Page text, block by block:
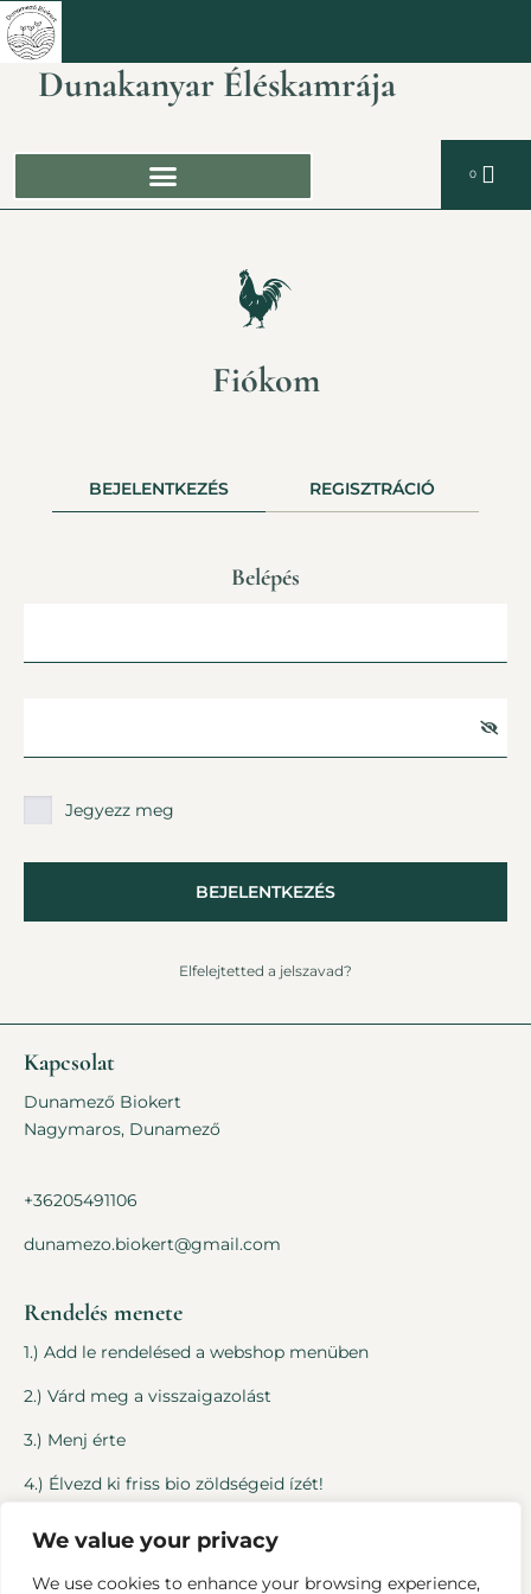
We value your privacy
We use cookies to enhance your browsing experience,
Dunakanyar Éléskamrája
0
Fiókom
BEJELENTKEZÉS REGISZTRÁCIÓ
Belépés
Jegyezz meg
BEJELENTKEZÉS
Elfelejtetted a jelszavad?
Kapcsolat
Dunamező Biokert
Nagymaros, Dunamező
+36205491106
dunamezo.biokert@gmail.com
Rendelés menete
1.) Add le rendelésed a webshop menüben
2.) Várd meg a visszaigazolást
3.) Menj érte
4.) Élvezd ki friss bio zöldségeid ízét!
Jogi dolgok